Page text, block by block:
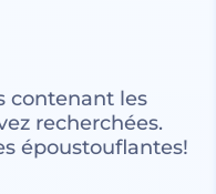
contenant les
recherchées.
époustouflantes!